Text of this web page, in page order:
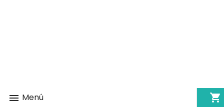
 Menú shopping_cart